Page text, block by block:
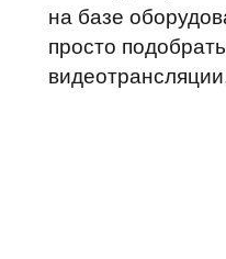
на базе
просто